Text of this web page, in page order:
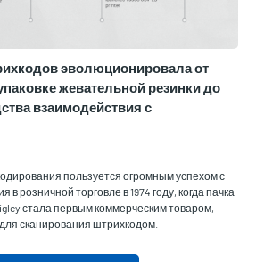
эволюционировала от
жевательной резинки до
взаимодействия с
пользуется огромным успехом с
в розничной торговле в 1974 году, когда пачка
стала первым коммерческим товаром,
сканирования штрихкодом.